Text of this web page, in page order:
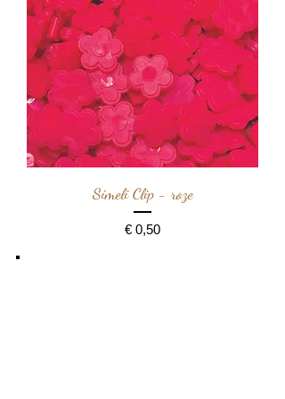
Simeli Clip - roze
Prijs
€ 0,50